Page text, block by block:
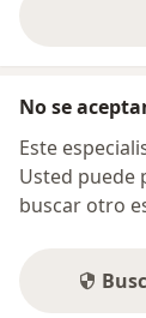
No se
Este
Usted puede
buscar otro